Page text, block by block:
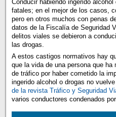
Conducir habiendo ingerido
fatales; en el mejor de los casos,
pero en otros muchos con penas
datos de la Fiscalía de Seguridad
delitos viales se debieron a
las drogas.
A estos castigos normativos hay
que la vida de una persona que
de tráfico por haber cometido la
ingerido alcohol o drogas no
de la revista Tráfico y Seguridad
varios conductores condenados